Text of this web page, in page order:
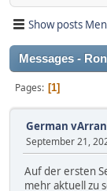
Show posts
Messages -
Pages 1
German
September 21,
Auf der ersten
mehr aktuell zu